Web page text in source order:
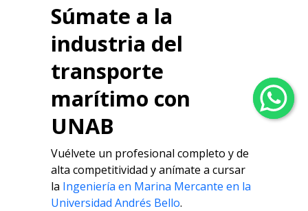
Súmate a la
industria del
transporte
marítimo con
UNAB
Vuélvete un profesional completo y de
alta competitividad y anímate a cursar
la Ingeniería en Marina Mercante en la
Universidad Andrés Bello.